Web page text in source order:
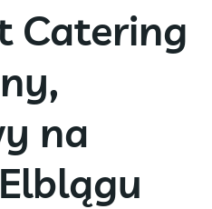
Catering
na